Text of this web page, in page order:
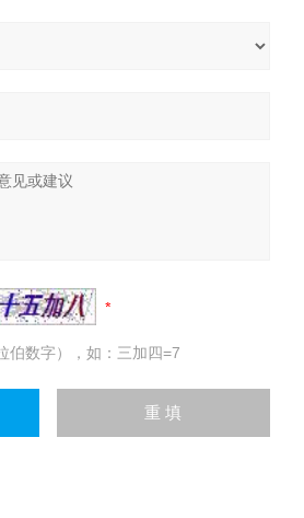
伯数字），如：三加四=7